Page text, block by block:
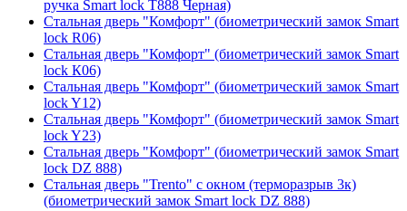
ручка Smart lock T888 Черная)
Стальная дверь "Комфорт" (биометрический замок Smart
lock R06)
Стальная дверь "Комфорт" (биометрический замок Smart
lock К06)
Стальная дверь "Комфорт" (биометрический замок Smart
lock Y12)
Стальная дверь "Комфорт" (биометрический замок Smart
lock Y23)
Стальная дверь "Комфорт" (биометрический замок Smart
lock DZ 888)
Стальная дверь "Trento" с окном (терморазрыв 3к)
(биометрический замок Smart lock DZ 888)